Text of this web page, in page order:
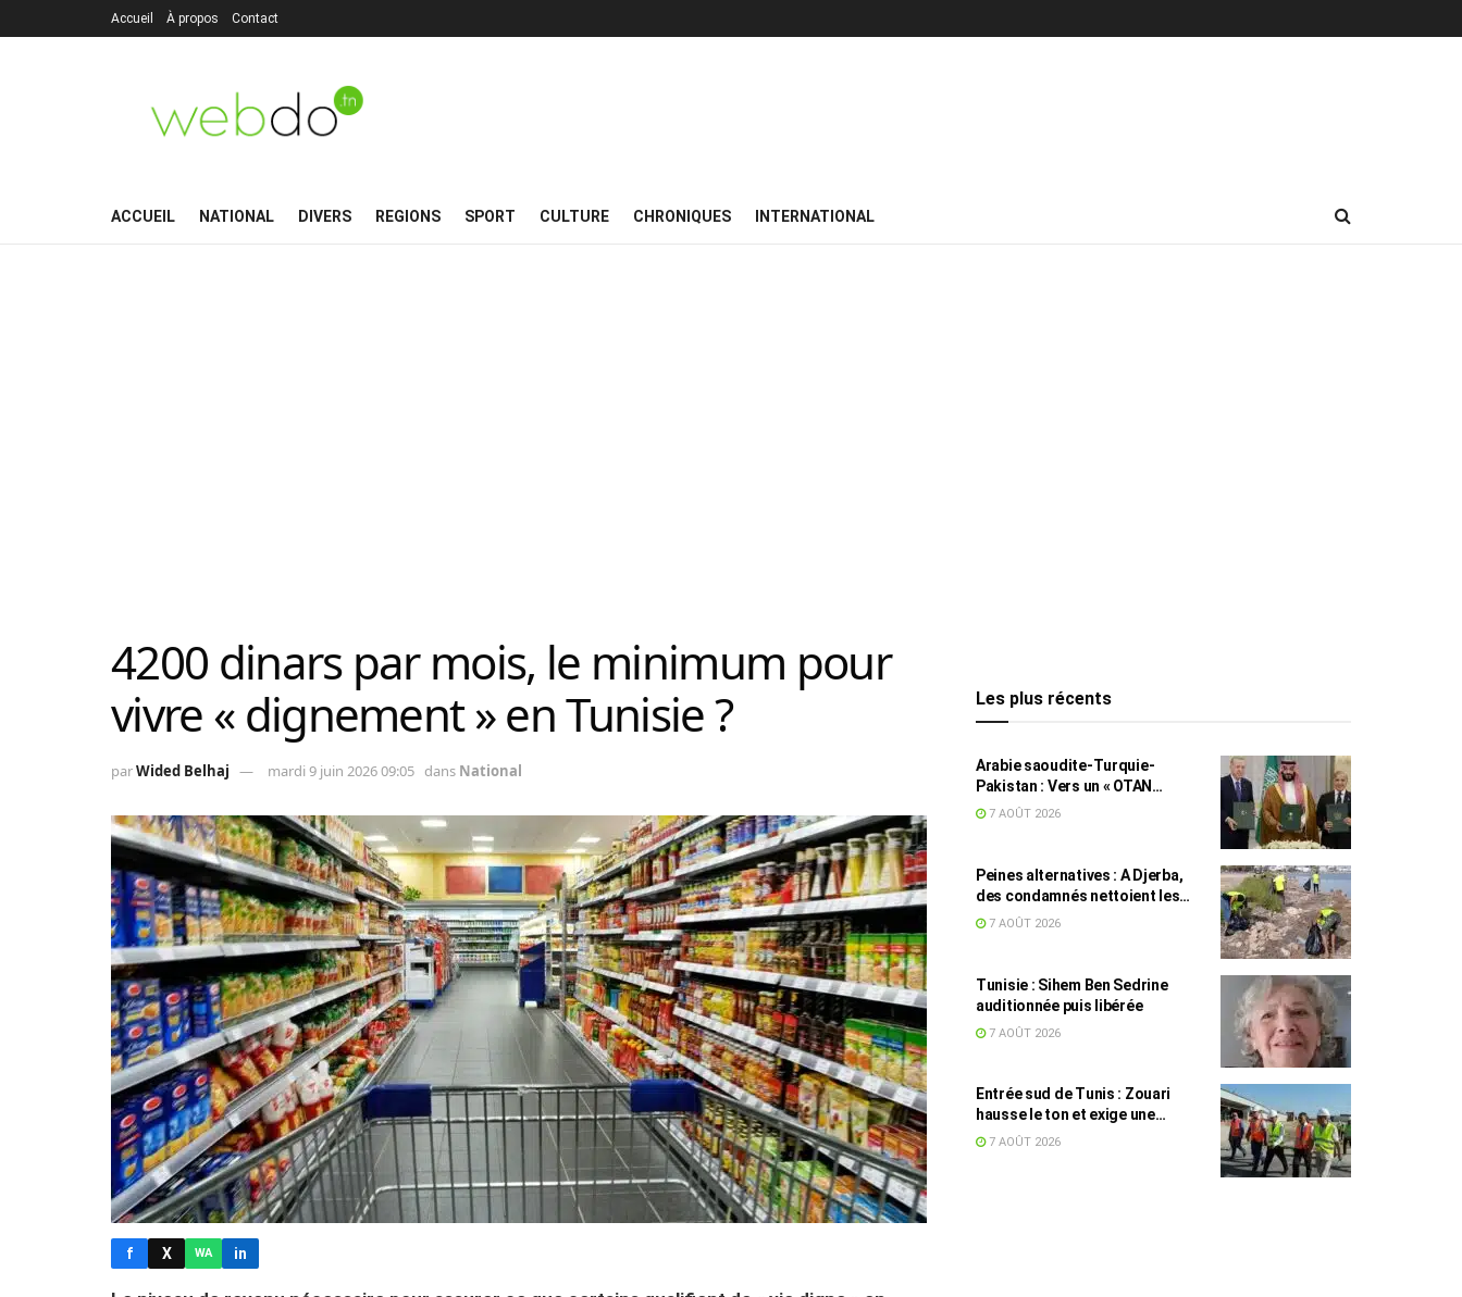
Accueil À propos Contact
ACCUEIL NATIONAL DIVERS REGIONS SPORT CULTURE CHRONIQUES INTERNATIONAL
4200 dinars par mois, le minimum pour
vivre « dignement » en Tunisie ?
parWided Belhaj mardi 9 juin 2026 09:05 dans National
f X WA in
Les plus récents
Arabie saoudite-Turquie-
Pakistan : Vers un « OTAN
islamique » ?
7 AOÛT 2026
Peines alternatives : A Djerba,
des condamnés nettoient les
plages
7 AOÛT 2026
Tunisie : Sihem Ben Sedrine
auditionnée puis libérée
7 AOÛT 2026
Entrée sud de Tunis : Zouari
hausse le ton et exige une
accélération des travaux
7 AOÛT 2026